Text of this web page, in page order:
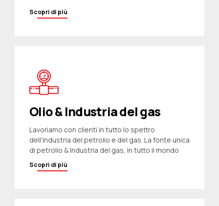
Scopri di più
Olio & Industria del gas
Lavoriamo con clienti in tutto lo spettro
dell'industria del petrolio e del gas. La fonte unica
di petrolio & Industria del gas, In tutto il mondo
Scopri di più